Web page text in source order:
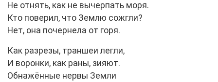
Не отнять, как не вычерпать моря.
Кто поверил, что Землю сожгли?
Нет, она почернела от горя.
Как разрезы, траншеи легли,
И воронки, как раны, зияют.
Обнажённые нервы Земли